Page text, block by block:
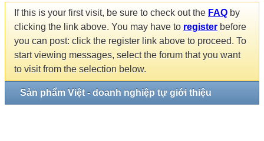
If this is your first visit, be sure to check out the FAQ by
clicking the link above. You may have to register before
you can post: click the register link above to proceed. To
start viewing messages, select the forum that you want
to visit from the selection below.
Sản phẩm Việt - doanh nghiệp tự giới thiệu